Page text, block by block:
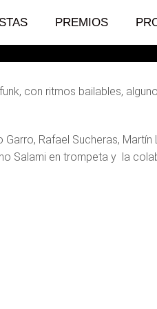
PREMIOS
con ritmos bailables,
Rafael Sucheras,
Salami en trompeta y la